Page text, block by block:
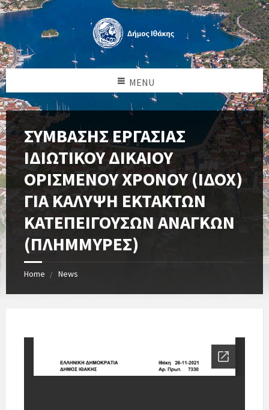
MENU
ΣΥΜΒΑΣΗΣ ΕΡΓΑΣΙΑΣ
ΙΔΙΩΤΙΚΟΥ ΔΙΚΑΙΟΥ
ΟΡΙΣΜΕΝΟΥ ΧΡΟΝΟΥ (ΙΔΟΧ)
ΓΙΑ ΚΑΛΥΨΗ ΕΚΤΑΚΤΩΝ
ΚΑΤΕΠΕΙΓΟΥΣΩΝ ΑΝΑΓΚΩΝ
(ΠΛΗΜΜΥΡΕΣ)
Home News